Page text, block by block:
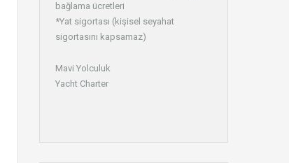
bağlama ücretleri
*Yat sigortası (kişisel seyahat
sigortasını kapsamaz)
Mavi Yolculuk
Yacht Charter